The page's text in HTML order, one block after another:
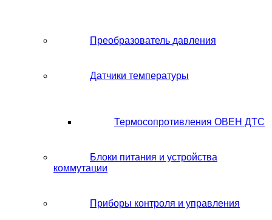
Преобразователь давления
Датчики температуры
Термосопротивления ОВЕН ДТС
Блоки питания и устройства
коммутации
Приборы контроля и управления